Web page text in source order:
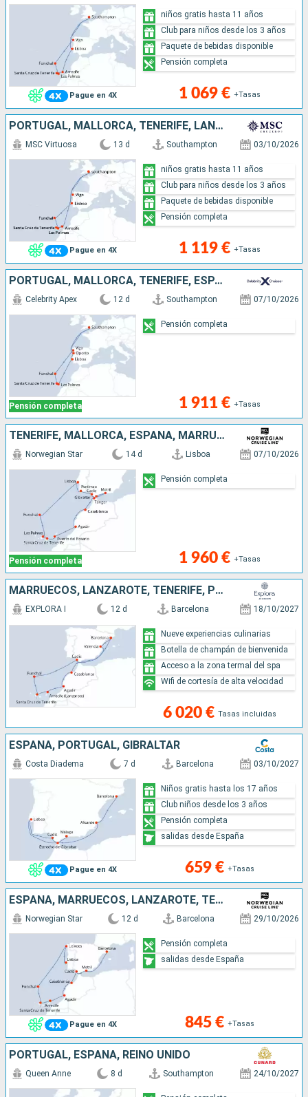
Pague en 4X 1 069 € +Tasas
niños gratis hasta 11 años
Club para niños desde los 3 años
Paquete de bebidas disponible
Pensión completa
PORTUGAL, MALLORCA, TENERIFE, LANZAROTE, ESPAÑA, REINO UNIDO
Pague en 4X
MSC Virtuosa 13 d Southampton 03/10/2026
1 119 € +Tasas
niños gratis hasta 11 años
Club para niños desde los 3 años
Paquete de bebidas disponible
Pensión completa
PORTUGAL, MALLORCA, TENERIFE, ESPAÑA, REINO UNIDO
Pensión completa
Celebrity Apex 12 d Southampton 07/10/2026
1 911 € +Tasas
Pensión completa
TENERIFE, MALLORCA, ESPAÑA, MARRUECOS, GIBRALTAR, PORTUGAL
Pensión completa
Norwegian Star 14 d Lisboa 07/10/2026
1 960 € +Tasas
Pensión completa
MARRUECOS, LANZAROTE, TENERIFE, PORTUGAL, ESPAÑA
EXPLORA I 12 d Barcelona 18/10/2027
6 020 € Tasas incluidas
Nueve experiencias culinarias
Botella de champán de bienvenida
Acceso a la zona termal del spa
Wifi de cortesía de alta velocidad
ESPAÑA, PORTUGAL, GIBRALTAR
Pague en 4X
Costa Diadema 7 d Barcelona 03/10/2027
659 € +Tasas
Niños gratis hasta los 17 años
Club niños desde los 3 años
Pensión completa
salidas desde España
ESPAÑA, MARRUECOS, LANZAROTE, TENERIFE, PORTUGAL
Pague en 4X
Norwegian Star 12 d Barcelona 29/10/2026
845 € +Tasas
Pensión completa
salidas desde España
PORTUGAL, ESPAÑA, REINO UNIDO
Queen Anne 8 d Southampton 24/10/2027